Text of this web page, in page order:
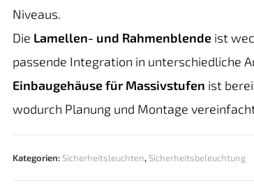
Niveaus.
Die Lamellen- und Rahmenblendeist
passende Integration in unterschiedliche
Einbaugehäuse für Massivstufen ist
wodurch Planung und Montage
Kategorien: Sicherheitsleuchten, Sicherheitsbeleuchtung